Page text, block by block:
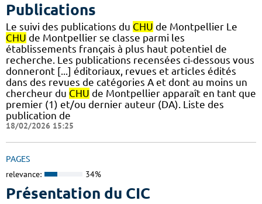
Publications
Le suivi des publications du CHU de Montpellier Le
CHU de Montpellier se classe parmi les
établissements français à plus haut potentiel de
recherche. Les publications recensées ci-dessous vous
donneront [...] éditoriaux, revues et articles édités
dans des revues de catégories A et dont au moins un
chercheur du CHU de Montpellier apparaît en tant que
premier (1) et/ou dernier auteur (DA). Liste des
publication de
18/02/2026 15:25
PAGES
relevance: 34%
Présentation du CIC